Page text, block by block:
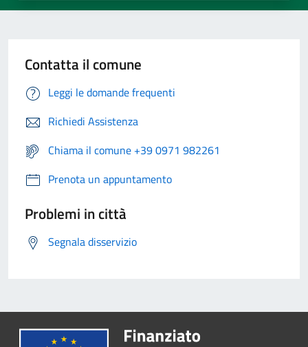
Contatta il comune
Leggi le domande frequenti
Richiedi Assistenza
Chiama il comune +39 0971 982261
Prenota un appuntamento
Problemi in città
Segnala disservizio